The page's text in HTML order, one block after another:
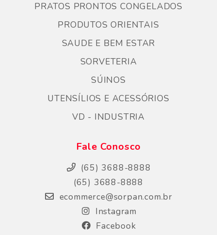
PRATOS PRONTOS CONGELADOS
PRODUTOS ORIENTAIS
SAUDE E BEM ESTAR
SORVETERIA
SÚINOS
UTENSÍLIOS E ACESSÓRIOS
VD - INDUSTRIA
Fale Conosco
(65) 3688-8888
(65) 3688-8888
ecommerce@sorpan.com.br
Instagram
Facebook